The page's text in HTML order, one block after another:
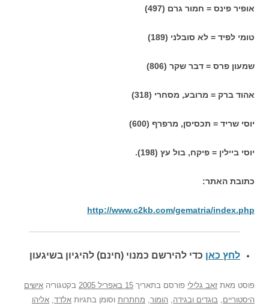
אופיר פינס = חמור גרם (497)
טומי לפיד = לא סובלני (189)
שמעון פרס = דבר שקר (806)
אהוד ברק = מרובע, מסחרי (318)
יוסי שריד = תכסיסן, מרפרף (600)
יוסי ביילין = פיקח, בול עץ (198).
כתובת האתר:
http://www.c2kb.com/gematria/index.php
לחץ כאן כדי להירשם כמנוי (חינם) להיגיון בשיגעון
פוסט מאת זאב גלילי פורסם בתאריך 15 באפריל 2005 בקטגוריה אישים
היסטוריים, בוגדים ובגידה, הומור, מחתרות וסומן בתגיות אלדד, אליהו